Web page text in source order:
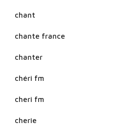
chant
chante france
chanter
chéri fm
cheri fm
cherie